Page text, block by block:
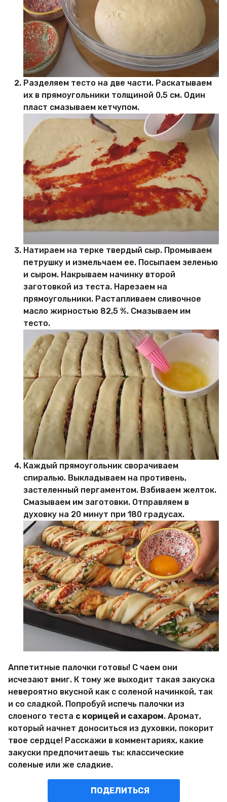
Разделяем тесто на две части. Раскатываем
их в прямоугольники толщиной 0,5 см. Один
пласт смазываем кетчупом.
Натираем на терке твердый сыр. Промываем
петрушку и измельчаем ее. Посыпаем зеленью
и сыром. Накрываем начинку второй
заготовкой из теста. Нарезаем на
прямоугольники. Растапливаем сливочное
масло жирностью 82,5 %. Смазываем им
тесто.
Каждый прямоугольник сворачиваем
спиралью. Выкладываем на противень,
застеленный пергаментом. Взбиваем желток.
Смазываем им заготовки. Отправляем в
духовку на 20 минут при 180 градусах.
Аппетитные палочки готовы! С чаем они
исчезают вмиг. К тому же выходит такая закуска
невероятно вкусной как с соленой начинкой, так
и со сладкой. Попробуй испечь палочки из
слоеного теста с корицей и сахаром. Аромат,
который начнет доноситься из духовки, покорит
твое сердце! Расскажи в комментариях, какие
закуски предпочитаешь ты: классические
соленые или же сладкие.
ПОДЕЛИТЬСЯ